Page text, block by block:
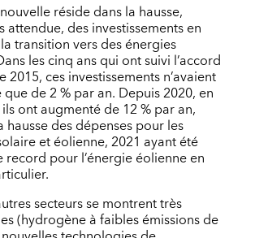
réside dans la hausse,
attendue, des investissements en
transition vers des énergies
les cinq ans qui ont suivi l’accord
2015, ces investissements n’avaient
de 2 % par an. Depuis 2020, en
ont augmenté de 12 % par an,
hausse des dépenses pour les
et éolienne, 2021 ayant été
record pour l’énergie éolienne en
secteurs se montrent très
(hydrogène à faibles émissions de